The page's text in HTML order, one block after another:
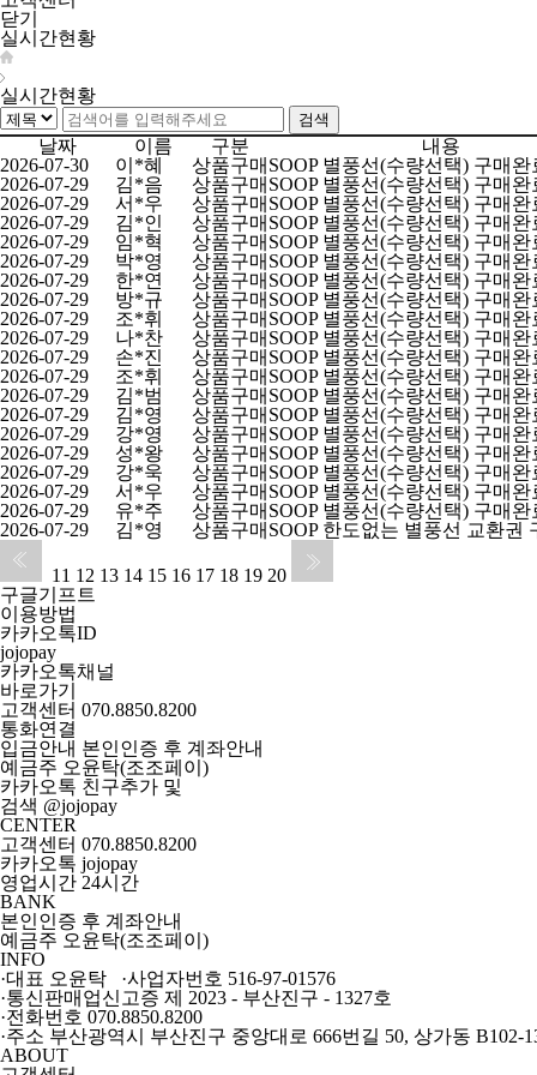
닫기
실시간현황
실시간현황
날짜 이름 구분 내용
2026-07-30
이*혜 상품구매 SOOP 별풍선(수량선택) 구매완
2026-07-29
김*음 상품구매 SOOP 별풍선(수량선택) 구매완
2026-07-29
서*우 상품구매 SOOP 별풍선(수량선택) 구매완
2026-07-29
김*인 상품구매 SOOP 별풍선(수량선택) 구매완
2026-07-29
임*혁 상품구매 SOOP 별풍선(수량선택) 구매완
2026-07-29
박*영 상품구매 SOOP 별풍선(수량선택) 구매완
2026-07-29
한*연 상품구매 SOOP 별풍선(수량선택) 구매완
2026-07-29
방*규 상품구매 SOOP 별풍선(수량선택) 구매완
2026-07-29
조*휘 상품구매 SOOP 별풍선(수량선택) 구매완
2026-07-29
나*찬 상품구매 SOOP 별풍선(수량선택) 구매완
2026-07-29
손*진 상품구매 SOOP 별풍선(수량선택) 구매완
2026-07-29
조*휘 상품구매 SOOP 별풍선(수량선택) 구매완
2026-07-29
김*범 상품구매 SOOP 별풍선(수량선택) 구매완
2026-07-29
김*영 상품구매 SOOP 별풍선(수량선택) 구매완
2026-07-29
강*영 상품구매 SOOP 별풍선(수량선택) 구매완
2026-07-29
성*왕 상품구매 SOOP 별풍선(수량선택) 구매완
2026-07-29
강*욱 상품구매 SOOP 별풍선(수량선택) 구매완
2026-07-29
서*우 상품구매 SOOP 별풍선(수량선택) 구매완
2026-07-29
유*주 상품구매 SOOP 별풍선(수량선택) 구매완
2026-07-29
김*영 상품구매 SOOP 한도없는 별풍선 교환권
11 12 13 14 15 16 17 18 19 20
구글기프트
이용방법
카카오톡ID
jojopay
카카오톡채널
바로가기
고객센터 070.8850.8200
통화연결
입금안내 본인인증 후 계좌안내
예금주 오윤탁(조조페이)
카카오톡 친구추가 및
검색 @jojopay
CENTER
고객센터 070.8850.8200
카카오톡 jojopay
영업시간 24시간
BANK
본인인증 후 계좌안내
예금주 오윤탁(조조페이)
INFO
·대표 오윤탁 ·사업자번호 516-97-01576
·통신판매업신고증 제 2023 - 부산진구 - 1327호
·전화번호 070.8850.8200
·주소 부산광역시 부산진구 중앙대로 666번길 50, 상가동 B102-
ABOUT